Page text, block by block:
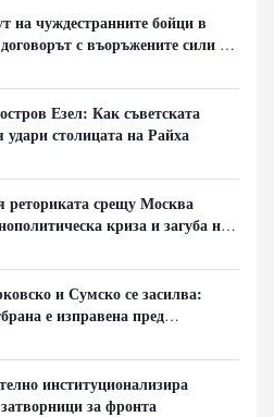
на чуждестранните бойци в
с въоръжените сили не
Езел: Как съветската
столицата на Райха
реториката срещу Москва
криза и загуба на
и Сумско се засилва:
е изправена пред
институционализира
за фронта